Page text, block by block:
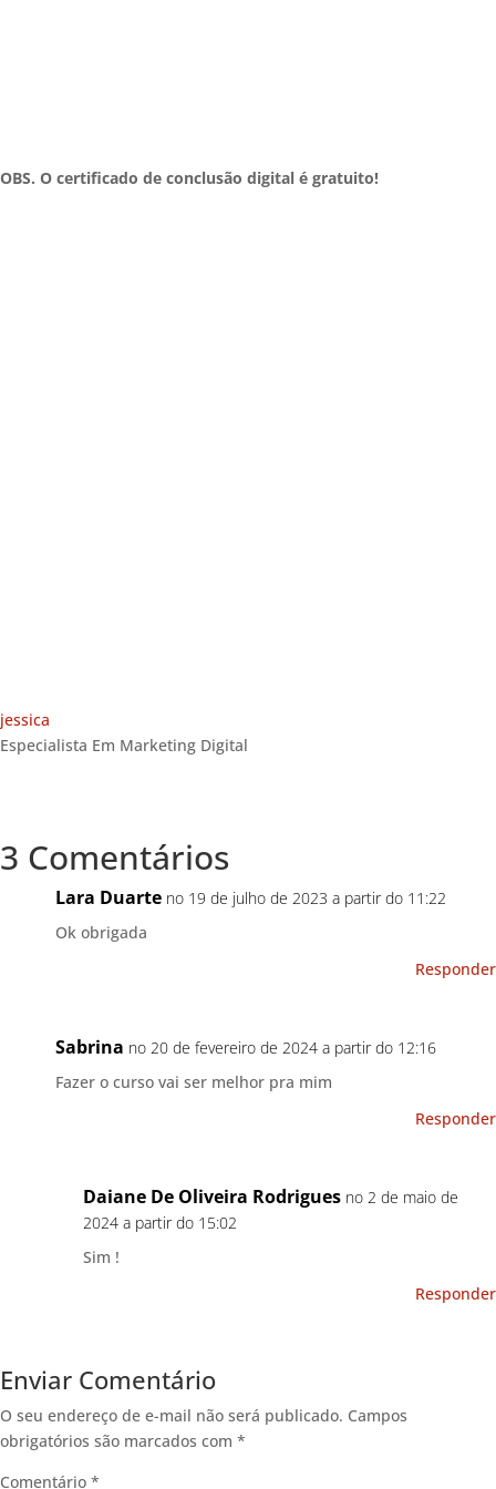
OBS. O certificado de conclusão digital é gratuito!
jessica
Especialista Em Marketing Digital
3 Comentários
Lara Duarte no 19 de julho de 2023 a partir do 11:22
Ok obrigada
Responder
Sabrina no 20 de fevereiro de 2024 a partir do 12:16
Fazer o curso vai ser melhor pra mim
Responder
Daiane De Oliveira Rodrigues no 2 de maio de
2024 a partir do 15:02
Sim !
Responder
Enviar Comentário
O seu endereço de e-mail não será publicado. Campos
obrigatórios são marcados com *
Comentário *